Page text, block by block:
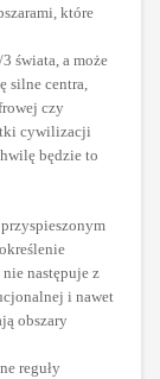
które
świata, a może
silne centra,
czy
cywilizacji
będzie to
następuje z
i nawet
obszary
reguły